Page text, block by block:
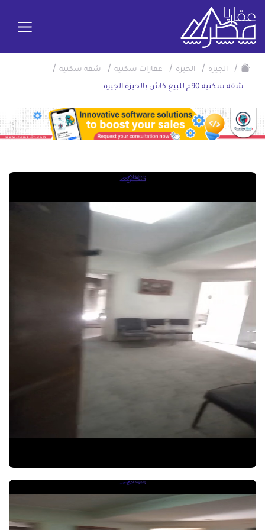
/ الجيزة / الجيزة / عقارات سكنية / شقة سكنية /
شقة سكنية 90م للبيع كاش بالجيزة الجيزة